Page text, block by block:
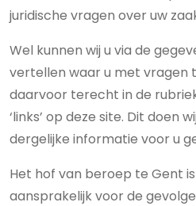
juridische vragen over uw
Wel kunnen wij u via de
vertellen waar u met vragen
daarvoor terecht in de
‘links’ op deze site. Dit doen
dergelijke informatie voor u
Het hof van beroep te Gent
aansprakelijk voor de